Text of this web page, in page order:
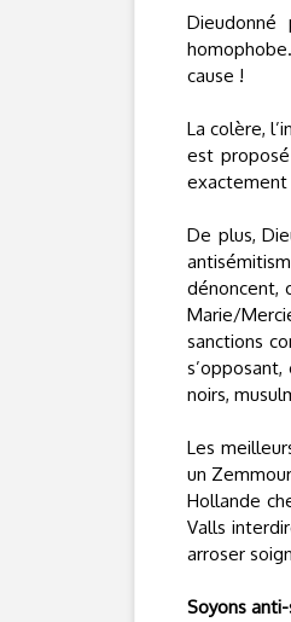
cause !
La colère,
est
exactement
De plus,
dénoncent,
Marie/
sanctions
noirs,
Les
un
Hollande
Valls
arroser
Soyons